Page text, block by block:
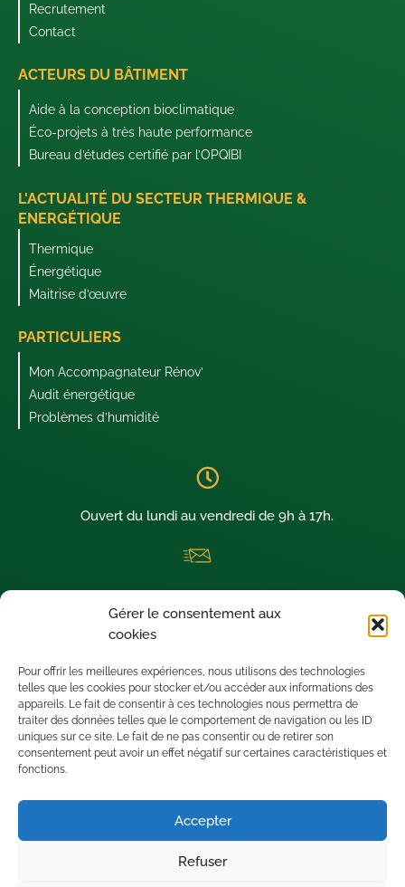
Gérer le consentement aux
cookies
Pour offrir les meilleures expériences, nous utilisons des technologies
telles que les cookies pour stocker et/ou accéder aux informations des
appareils. Le fait de consentir à ces technologies nous permettra de
traiter des données telles que le comportement de navigation ou les ID
uniques sur ce site. Le fait de ne pas consentir ou de retirer son
consentement peut avoir un effet négatif sur certaines caractéristiques et
fonctions.
Accepter
Refuser
Recrutement
Contact
ACTEURS DU BÂTIMENT
Aide à la conception bioclimatique
Éco-projets à très haute performance
Bureau d’études certifié par l’OPQIBI
L'ACTUALITÉ DU SECTEUR THERMIQUE &
ENERGÉTIQUE
Thermique
Énergétique
Maitrise d’œuvre
PARTICULIERS
Mon Accompagnateur Rénov’
Audit énergétique
Problèmes d’humidité
Ouvert du lundi au vendredi de 9h à 17h.
Nous sommes situés à SAINT-LEU D’ESSERENT (60340) dans le